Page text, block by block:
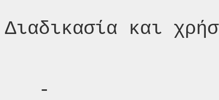
Διαδικασία και